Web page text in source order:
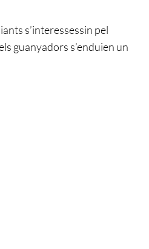
s’interessessin pel
guanyadors s’enduien un